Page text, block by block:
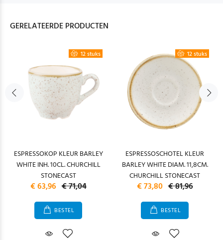
GERELATEERDE PRODUCTEN
12 stuks
ESPRESSOKOP KLEUR BARLEY
WHITE INH. 10CL. CHURCHILL
STONECAST
€ 63,96 € 71,04
BESTEL
12 stuks
ESPRESSOSCHOTEL KLEUR
BARLEY WHITE DIAM. 11,8CM.
CHURCHILL STONECAST
€ 73,80 € 81,96
BESTEL